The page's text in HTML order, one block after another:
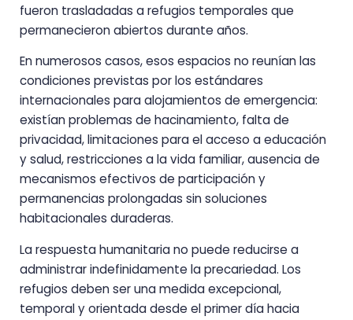
fueron trasladadas a refugios temporales que
permanecieron abiertos durante años.
En numerosos casos, esos espacios no reunían las
condiciones previstas por los estándares
internacionales para alojamientos de emergencia:
existían problemas de hacinamiento, falta de
privacidad, limitaciones para el acceso a educación
y salud, restricciones a la vida familiar, ausencia de
mecanismos efectivos de participación y
permanencias prolongadas sin soluciones
habitacionales duraderas.
La respuesta humanitaria no puede reducirse a
administrar indefinidamente la precariedad. Los
refugios deben ser una medida excepcional,
temporal y orientada desde el primer día hacia